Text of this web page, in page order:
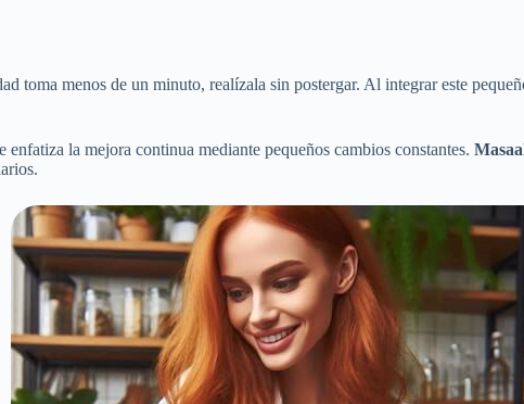
toma menos de un minuto, realízala sin postergar. Al integrar este
enfatiza la mejora continua mediante pequeños cambios constantes.